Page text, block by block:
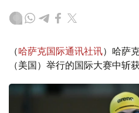
（哈萨克国际通讯社讯）哈萨
（美国）举行的国际大赛中斩